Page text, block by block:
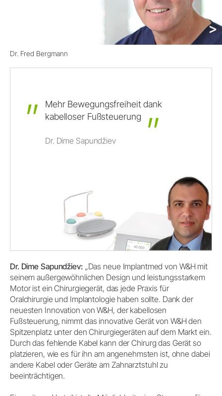
Dr. Fred Bergmann
Mehr Bewegungsfreiheit dank
kabelloser Fußsteuerung
Dr. Dime Sapundžiev
Dr. Dime Sapundžiev: „Das neue Implantmed von W&H mit
seinem außergewöhnlichen Design und leistungsstarkem
Motor ist ein Chirurgiegerät, das jede Praxis für
Oralchirurgie und Implantologie haben sollte. Dank der
neuesten Innovation von W&H, der kabellosen
Fußsteuerung, nimmt das innovative Gerät von W&H den
Spitzenplatz unter den Chirurgiegeräten auf dem Markt ein.
Durch das fehlende Kabel kann der Chirurg das Gerät so
platzieren, wie es für ihn am angenehmsten ist, ohne dabei
andere Kabel oder Geräte am Zahnarztstuhl zu
beeinträchtigen.